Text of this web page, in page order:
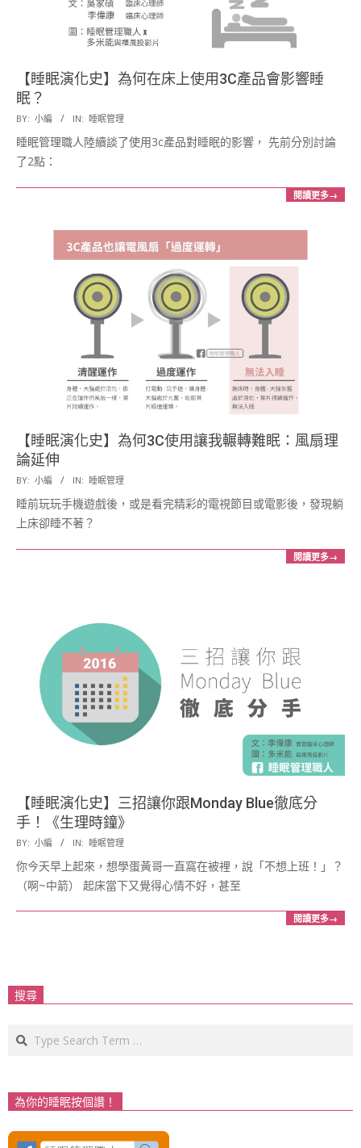
【睡眠演化史】為何在床上使用3C產品會影響睡
眠？
2017-
03-
22
BY: 小編 IN: 睡眠管理
睡眠管理職人陸續談了使用3c產品對睡眠的影響， 先前分別討論
了2點：
閱讀更多→
【睡眠演化史】為何3C使用讓我輾轉難眠：風扇理
論延伸
2017-
03-
20
BY: 小編 IN: 睡眠管理
睡前玩玩手機遊戲後，或是看完精彩的電視節目或電影後，發現躺
上床卻睡不著？
閱讀更多→
【睡眠演化史】三招讓你跟Monday Blue徹底分
手！《生理時鐘》
2016-
12-
20
BY: 小編 IN: 睡眠管理
你今天早上起來，想學蛋黃哥一直窩在被裡，說「不想上班！」？
（啊~中箭） 起床當下又覺得心情不好，甚至
閱讀更多→
搜尋
Search
為你的睡眠按個讚！